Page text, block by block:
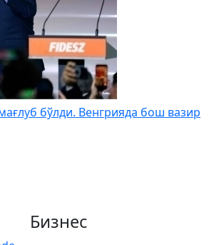
бўлди. Венгрияда бош вазир
Бизнес